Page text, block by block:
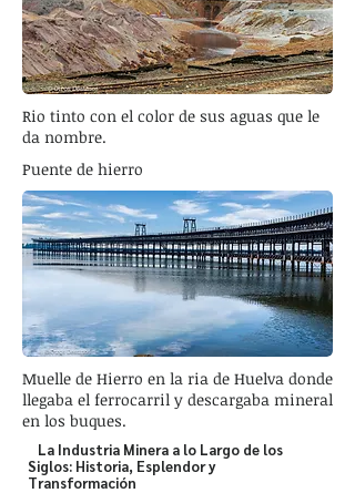
Rio tinto con el color de sus aguas que le
da nombre.
Puente de hierro
Muelle de Hierro en la ria de Huelva donde
llegaba el ferrocarril y descargaba mineral
en los buques.
La Industria Minera a lo Largo de los
Siglos: Historia, Esplendor y
Transformación